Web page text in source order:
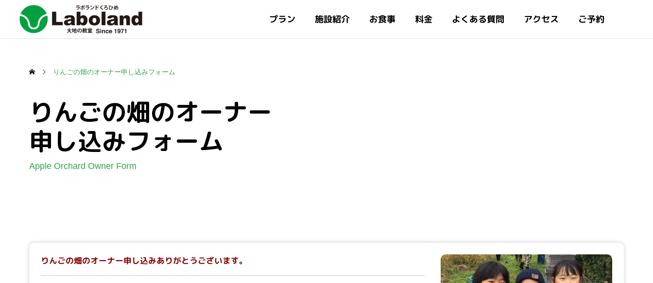
プラン 施設紹介 お食事 料金 よくある質問 アクセス ご予約
りんごの畑のオーナー申し込みフォーム
りんごの畑のオーナー
申し込みフォーム
Apple Orchard Owner Form
りんごの畑のオーナー申し込みありがとうございます。